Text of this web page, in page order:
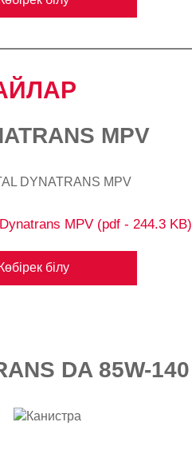
MPV​​
MPV (pdf - 244.3 KB)
Көбірек білу
DA 85W-140​​